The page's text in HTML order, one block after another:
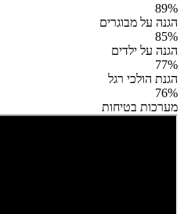
89%
הגנה על מבוגרים
85%
הגנה על ילדים
77%
הגנת הולכי רגל
76%
מערכות בטיחות